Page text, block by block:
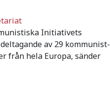
Initiativets
av 29 kommunist-
från hela Europa, sänder